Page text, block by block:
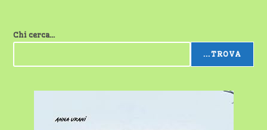
Chi cerca...
...TROVA